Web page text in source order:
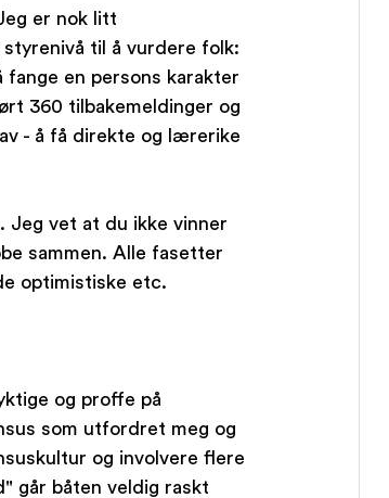
er nok litt
til å vurdere folk:
en persons karakter
360 tilbakemeldinger og
- å få direkte og lærerike
Jeg vet at du ikke vinner
sammen. Alle fasetter
optimistiske etc.
og proffe på
som utfordret meg og
og involvere flere
går båten veldig raskt